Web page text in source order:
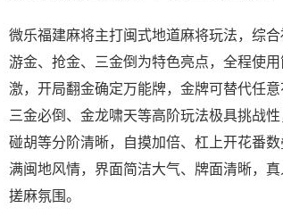
微乐福建麻将主打闽式地道麻将玩法，综
游金、抢金、三金倒为特色亮点，全程使
激，开局翻金确定万能牌，金牌可替代任
三金必倒、金龙啸天等高阶玩法极具挑战
碰胡等分阶清晰，自摸加倍、杠上开花番
满闽地风情，界面简洁大气、牌面清晰，
搓麻氛围。